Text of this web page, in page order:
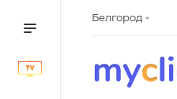
Белгород